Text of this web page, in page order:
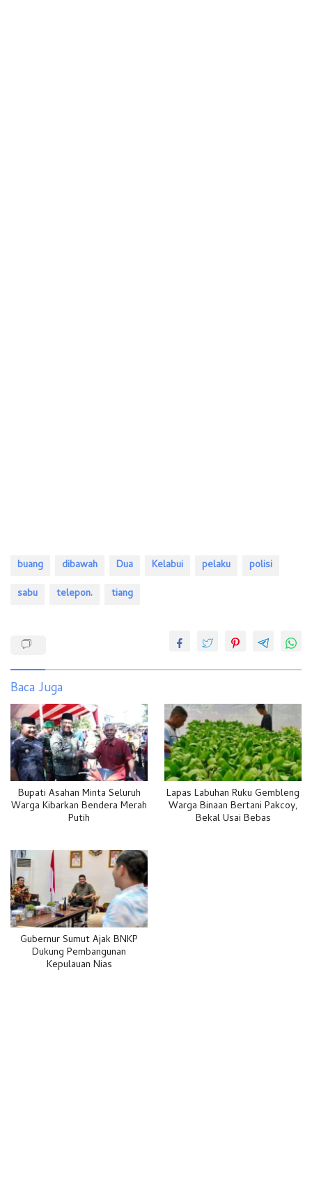
buang dibawah Dua Kelabui pelaku
polisi
sabu
telepon. tiang
Baca Juga
Bupati Asahan Minta Seluruh
Warga Kibarkan Bendera Merah
Putih
Lapas Labuhan Ruku Gembleng
Warga Binaan Bertani Pakcoy,
Bekal Usai Bebas
Gubernur Sumut Ajak BNKP
Dukung Pembangunan
Kepulauan Nias